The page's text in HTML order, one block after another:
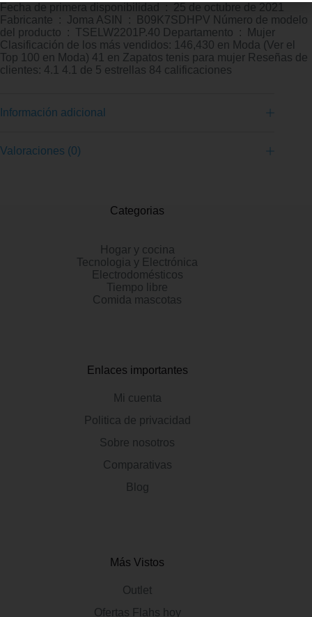
Fecha de primera disponibilidad ‏ : ‎ 25 de octubre de 2021
Fabricante ‏ : ‎ Joma ASIN ‏ : ‎ B09K7SDHPV Número de modelo
del producto ‏ : ‎ TSELW2201P.40 Departamento ‏ : ‎ Mujer
Clasificación de los más vendidos: 146,430 en Moda (Ver el
Top 100 en Moda) 41 en Zapatos tenis para mujer Reseñas de
clientes: 4.1 4.1 de 5 estrellas 84 calificaciones
Información adicional
Valoraciones (0)
Categorias
Hogar y cocina
Tecnologia y Electrónica
Electrodomésticos
Tiempo libre
Comida mascotas
Enlaces importantes
Mi cuenta
Politica de privacidad
Sobre nosotros
Comparativas
Blog
Más Vistos
Outlet
Ofertas Flahs hoy